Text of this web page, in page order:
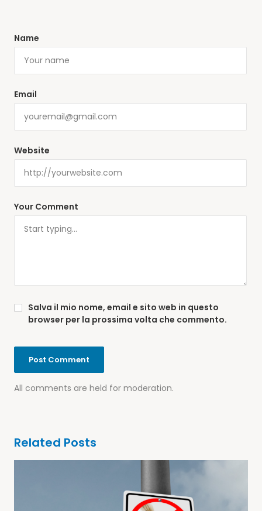
Your Comment
All comments are held for moderation.
Name
Email
Website
Salva il mio nome, email e sito web in questo
browser per la prossima volta che commento.
Related Posts